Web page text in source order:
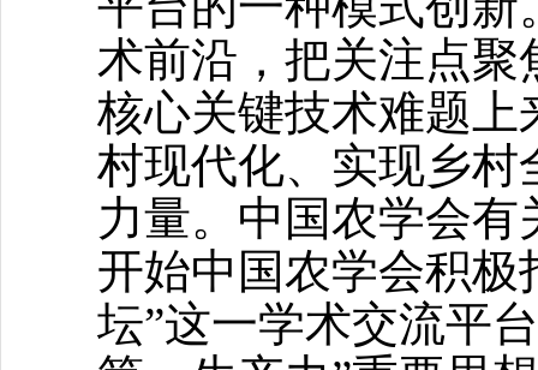
术前沿，把关注点
核心关键技术难题
村现代化、实现乡
力量。中国农学会有
开始中国农学会积极
坛”这一学术交流平